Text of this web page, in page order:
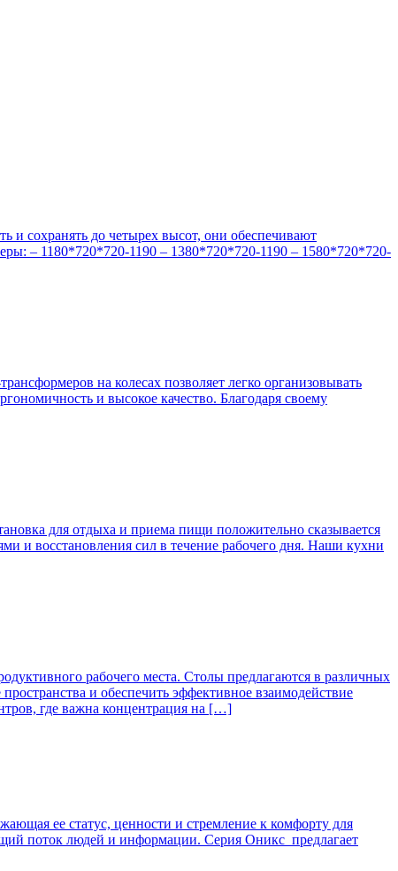
сохранять до четырех высот, они обеспечивают
– 1180*720*720-1190 – 1380*720*720-1190 – 1580*720*720-
на колесах позволяет легко организовывать
и высокое качество. Благодаря своему
для отдыха и приема пищи положительно сказывается
и восстановления сил в течение рабочего дня. Наши кухни
рабочего места. Столы предлагаются в различных
и обеспечить эффективное взаимодействие
где важна концентрация на […]
ее статус, ценности и стремление к комфорту для
поток людей и информации. Серия Оникс предлагает